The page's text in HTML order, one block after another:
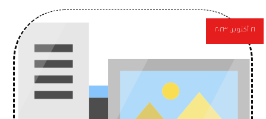
٢١ أكتوبر، ٢٠٢٣